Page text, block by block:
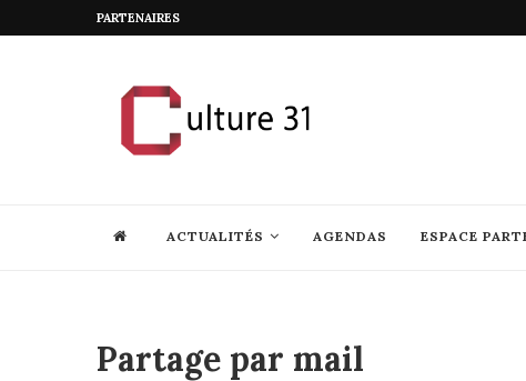
PARTENAIRES
ACTUALITÉS AGENDAS ESPACE
Partage par mail